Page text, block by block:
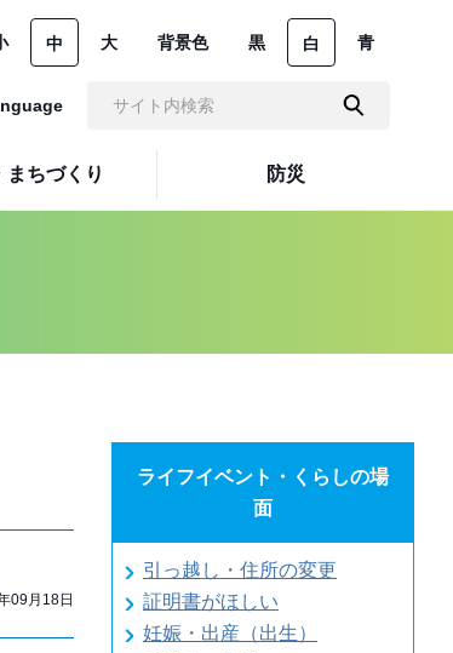
まちづくり 防災
中 大 背景色 黒 白 青
09月18日
ライフイベント・くらしの場
面
引っ越し・住所の変更
証明書がほしい
妊娠・出産（出生）